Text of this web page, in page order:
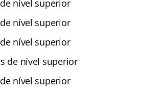
nível superior
nível superior
nível superior
de nível superior
nível superior